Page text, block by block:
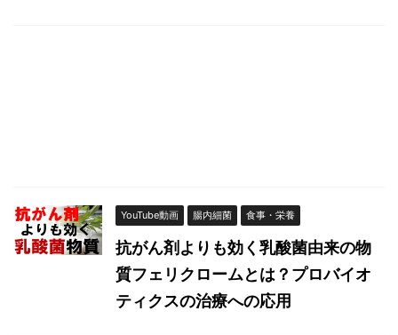
YouTube動画 腸内細菌 食事・栄養
抗がん剤よりも効く乳酸菌由来の物
質フェリクロームとは？プロバイオ
ティクスの治療への応用